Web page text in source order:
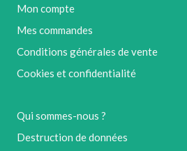
Mon compte
Mes commandes
Conditions générales de vente
Cookies et confidentialité
Qui sommes-nous ?
Destruction de données